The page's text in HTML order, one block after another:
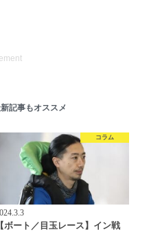
記事もオススメ
コラム
【ボート／目玉レース】イン戦